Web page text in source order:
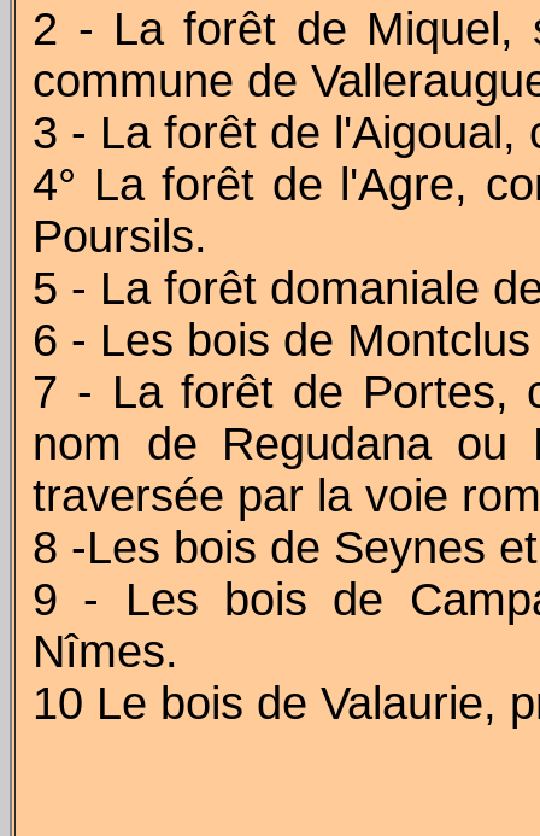
2 - La forêt de Miquel,
commune de
3 - La forêt de l'Aigoual,
4° La forêt de l'Agre,
Poursils.
5 - La forêt domaniale
6 - Les bois de
7 - La forêt de Portes,
nom de Regudana ou
traversée par la voie
8 -Les bois de Seynes
9 - Les bois de
Nîmes.
10 Le bois de Valaurie,